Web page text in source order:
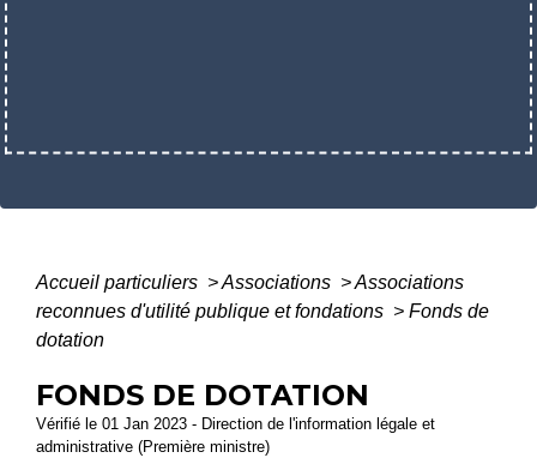
Accueil particuliers >Associations >Associations
reconnues d'utilité publique et fondations > Fonds de
dotation
FONDS DE DOTATION
Vérifié le 01 Jan 2023 - Direction de l'information légale et
administrative (Première ministre)